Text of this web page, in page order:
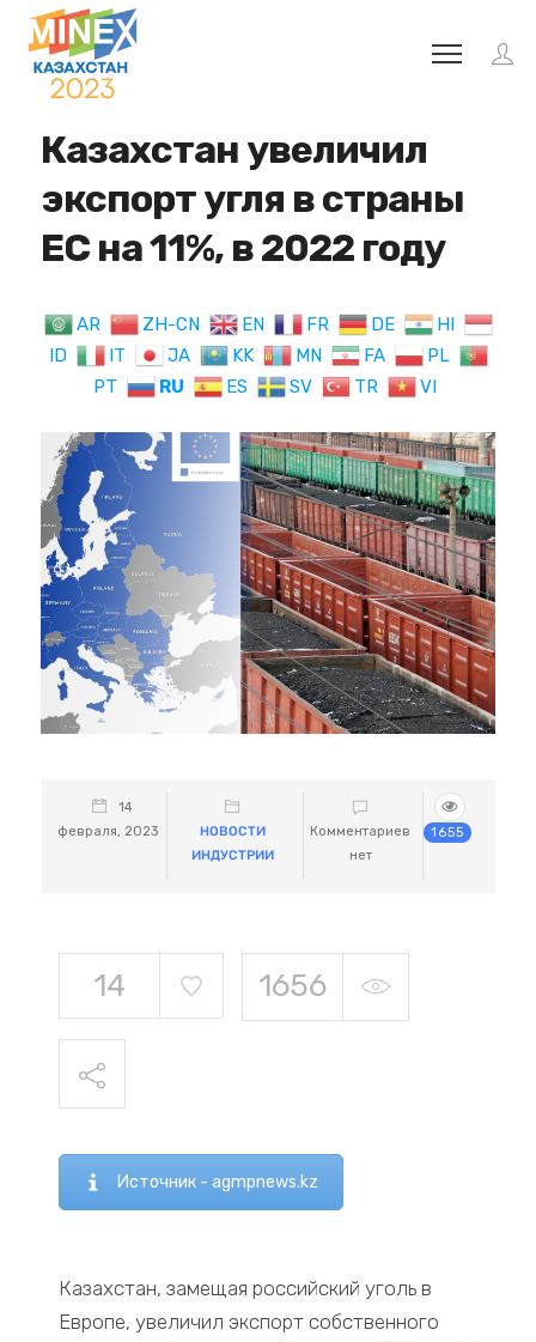
Казахстан увеличил
экспорт угля в страны
ЕС на 11%, в 2022 году
AR ZH-CN EN FR DE
HI
ID
IT JA KK MN FA
PL
PT
RU ES SV TR VI
14
февраля, 2023
НОВОСТИ
ИНДУСТРИИ
Комментариев
нет
1655
14 1656
Источник - agmpnews.kz
Казахстан, замещая российский уголь в
Европе, увеличил экспорт собственного